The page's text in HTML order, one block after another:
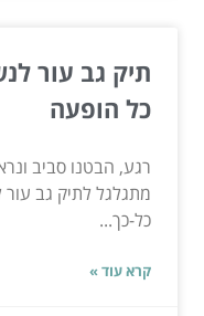
תיק גב עור
כל הופעה
רגע, הבטנו סביב
מתגלגל לתיק גב
כל-כך...
קרא עוד »